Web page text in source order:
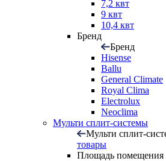
7,2 квт
9 квт
10,4 квт
Бренд
Бренд
Hisense
Ballu
General Climate
Royal Clima
Electrolux
Neoclima
Мульти сплит-системы
Мульти сплит-
товары
Площадь помещения